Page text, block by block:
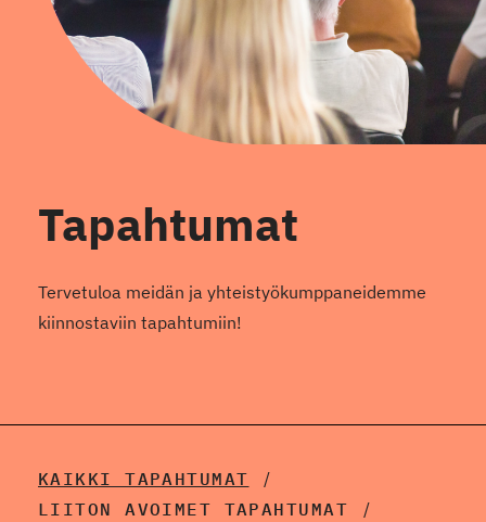
Tapahtumat
Tervetuloa meidän ja yhteistyökumppaneidemme
kiinnostaviin tapahtumiin!
KAIKKI TAPAHTUMAT
LIITON AVOIMET TAPAHTUMAT